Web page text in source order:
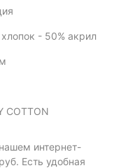
- 50% акрил
COTTON
интернет-
Есть удобная